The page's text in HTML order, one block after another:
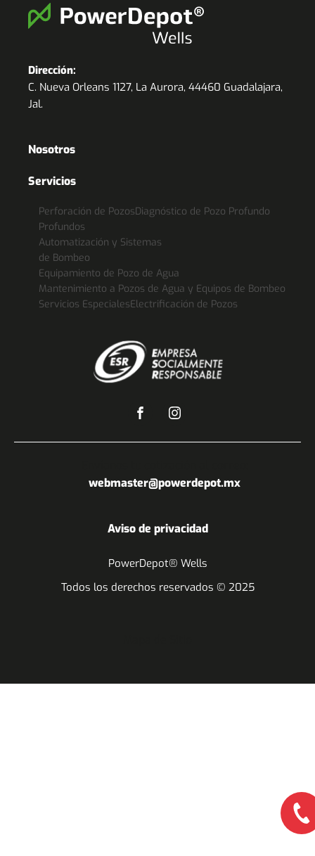
Dirección:
C. Nueva Orleans 1127, La Aurora, 44460 Guadalajara,
Jal.
Nosotros
Servicios
Perforación de Pozos
Profundos
Diagnóstico de Pozo Profundo
Automatización y Sistemas
de Bombeo
Equipamiento de Pozo de Agua
Mantenimiento a Pozos de Agua y Equipos de Bombeo
Servicios EspecialesElectrificación de Pozos
webmaster@powerdepot.mx
Aviso de privacidad
PowerDepot® Wells
Todos los derechos reservados © 2025